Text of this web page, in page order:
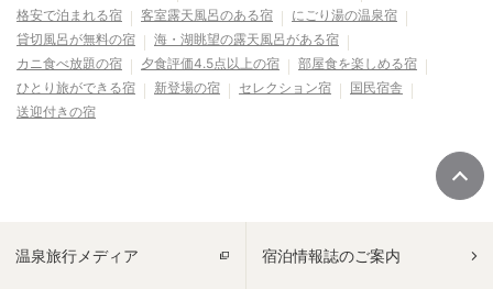
格安で泊まれる宿
客室露天風呂のある宿
にごり湯の温泉宿
貸切風呂が無料の宿
海・湖眺望の露天風呂がある宿
カニ食べ放題の宿
夕食評価4.5点以上の宿
部屋食を楽しめる宿
ひとり旅ができる宿
新登場の宿 セレクション宿
国民宿舎
送迎付きの宿
温泉旅行メディア 宿泊情報誌のご案内